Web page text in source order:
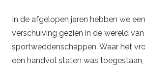
W
e
In de afgelopen jaren hebben we
verschuiving gezien in de wereld van
sportweddenschappen. Waar het
een handvol staten was